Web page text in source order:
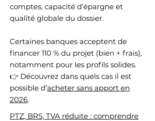
comptes, capacité d’épargne et
qualité globale du dossier.
Certaines banques acceptent de
financer 110 % du projet (bien + frais),
notamment pour les profils solides.
👉 Découvrez dans quels cas il est
possible d’acheter sans apport en
2026.
PTZ, BRS, TVA réduite : comprendre